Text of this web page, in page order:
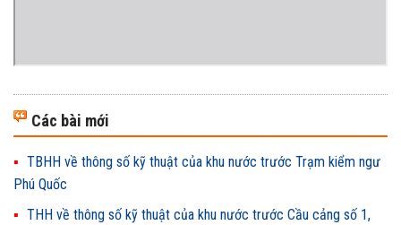
Các bài mới
TBHH về thông số kỹ thuật của khu nước trước Trạm kiểm ngư
Phú Quốc
THH về thông số kỹ thuật của khu nước trước Cầu cảng số 1,